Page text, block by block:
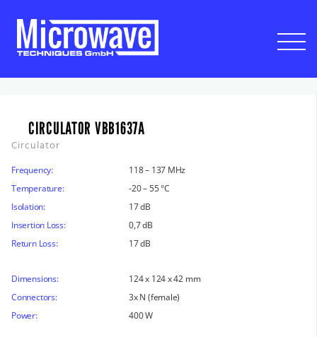
CIRCULATOR VBB1637A
Circulator
Frequency:
118 – 137 MHz
Temperature:
-20 – 55 °C
Isolation:
17 dB
Insertion Loss:
0,7 dB
Return Loss:
17 dB
Dimensions:
124 x 124 x 42 mm
Connectors:
3x N (female)
Power:
400 W